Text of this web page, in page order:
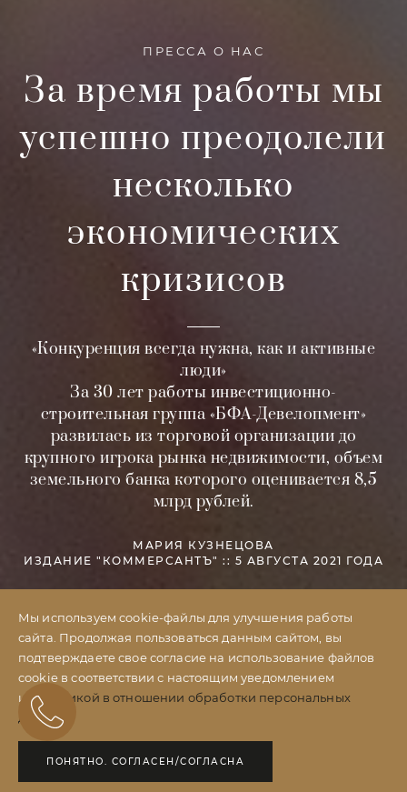
ПРЕССА О НАС
За время работы мы
успешно преодолели
несколько
экономических
кризисов
«Конкуренция всегда нужна, как и активные
люди»
За 30 лет работы инвестиционно-
строительная группа «БФА-Девелопмент»
развилась из торговой организации до
крупного игрока рынка недвижимости, объем
земельного банка которого оценивается 8,5
млрд рублей.
МАРИЯ КУЗНЕЦОВА
ИЗДАНИЕ "КОММЕРСАНТЪ" :: 5 АВГУСТА 2021 ГОДА
Мы используем cookie-файлы для улучшения работы
сайта. Продолжая пользоваться данным сайтом, вы
подтверждаете свое согласие на использование файлов
cookie в соответствии с настоящим уведомлением
и
Политикой в отношении обработки персональных
данных
ПОНЯТНО. СОГЛАСЕН/СОГЛАСНА